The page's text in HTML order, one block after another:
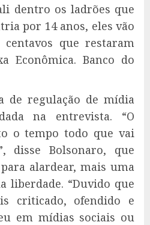
dentro os ladrões que
por 14 anos, eles vão
que restaram
Econômica. Banco do
de regulação de mídia
na entrevista. “O
o tempo todo que vai
disse Bolsonaro, que
alardear, mais uma
liberdade. “Duvido que
criticado, ofendido e
em mídias sociais ou